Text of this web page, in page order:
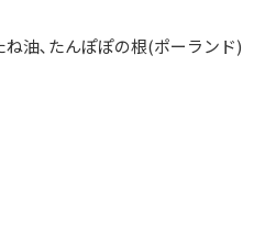
油､たんぽぽの根(ポーランド)